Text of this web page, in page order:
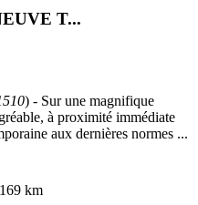
T...
) - Sur une magnifique
à proximité immédiate
aux dernières normes ...
km